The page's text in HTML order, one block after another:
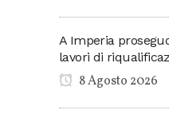
A Imperia
lavori di
8 Agosto 2026